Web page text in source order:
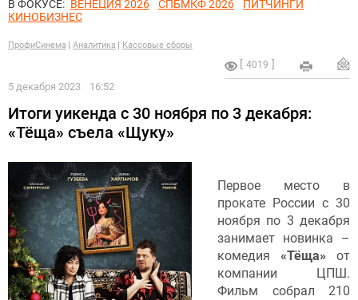
В ФОКУСЕ: ВЕНЕЦИЯ 2026 СПБМКФ 2026
ПИТЧИНГИ
КИНОБИЗНЕС
ПрофиСинема Аналитика Кассовые сборы
4019
5 декабря 2023 16:52
Итоги уикенда с 30 ноября по 3 декабря:
«Тёща» съела «Щуку»
Первое место в
прокате России с 30
ноября по 3 декабря
занимает новинка –
комедия «Тёща» от
компании ЦПШ.
Фильм собрал 210